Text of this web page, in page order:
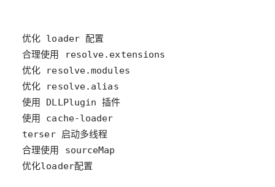
优化loader配置